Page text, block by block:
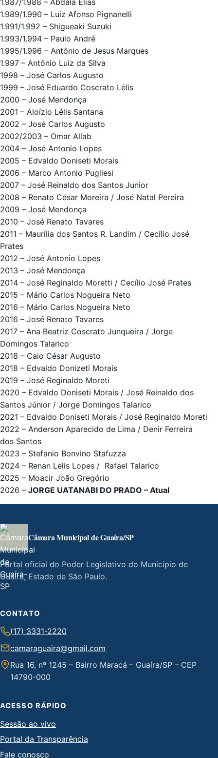
1.987/1.988 – Abdala Elias
1.989/1.990 – Luiz Afonso Pignanelli
1.991/1.992 – Shigueaki Suzuki
1.993/1.994 – Paulo André
1.995/1.996 – Antônio de Jesus Marques
1.997 – Antônio Luiz da Silva
1998 – José Carlos Augusto
1999 – José Eduardo Coscrato Lélis
2000 – José Mendonça
2001 – Aloízio Lélis Santana
2002 – José Carlos Augusto
2002/2003 – Omar Allab
2004 – José Antonio Lopes
2005 – Edvaldo Doniseti Morais
2006 – Marco Antonio Pugliesi
2007 – José Reinaldo dos Santos Junior
2008 – Renato César Moreira / José Natal Pereira
2009 – José Mendonça
2010 – José Renato Tavares
2011 – Maurília dos Santos R. Landim / Cecílio José
Prates
2012 – José Antonio Lopes
2013 – José Mendonça
2014 – José Reginaldo Moretti / Cecílio José Prates
2015 – Mário Carlos Nogueira Neto
2016 – Mário Carlos Nogueira Neto
2016 – José Renato Tavares
2017 – Ana Beatriz Coscrato Junqueira / Jorge
Domingos Talarico
2018 – Caio César Augusto
2018 – Edvaldo Donizeti Morais
2019 – José Reginaldo Moreti
2020 – Edvaldo Doniseti Morais / José Reinaldo dos
Santos Júnior / Jorge Domingos Talarico
2021 – Edvaldo Doniseti Morais / José Reginaldo Moreti
2022 – Anderson Aparecido de Lima / Denir Ferreira
dos Santos
2023 – Stefanio Bonvino Stafuzza
2024 – Renan Lelis Lopes / Rafael Talarico
2025 – Moacir João Gregório
2026 – JORGE UATANABI DO PRADO – Atual
Câmara Municipal de Guaíra/SP
Portal oficial do Poder Legislativo do Município de
Guaíra, Estado de São Paulo.
CONTATO
(17) 3331-2220
camaraguaira@gmail.com
Rua 16, nº 1245 – Bairro Maracá – Guaíra/SP – CEP
14790-000
ACESSO RÁPIDO
Sessão ao vivo
Portal da Transparência
Fale conosco